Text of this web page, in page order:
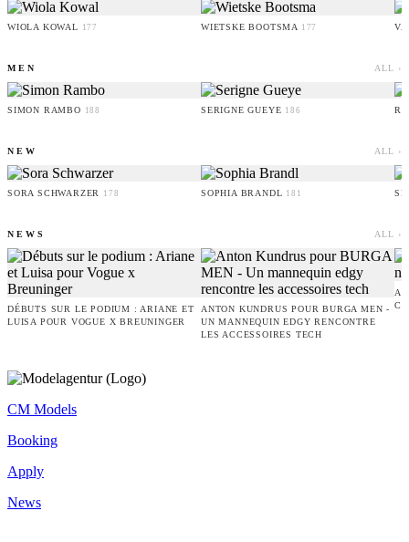
WIOLA KOWAL 177 WIETSKE BOOTSMA 177
MEN ALL ›
SIMON RAMBO 188 SERIGNE GUEYE 186
NEW ALL ›
SORA SCHWARZER 178 SOPHIA BRANDL 181
NEWS ALL ›
DÉBUTS SUR LE PODIUM : ARIANE ET
LUISA POUR VOGUE X BREUNINGER
ANTON KUNDRUS POUR BURGA MEN -
UN MANNEQUIN EDGY RENCONTRE
LES ACCESSOIRES TECH
CM Models
Booking
Apply
News